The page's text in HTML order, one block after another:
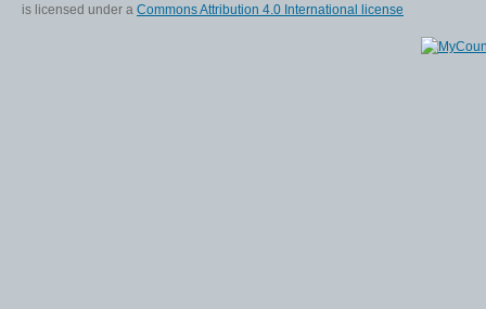
is licensed under a Commons Attribution 4.0 International license